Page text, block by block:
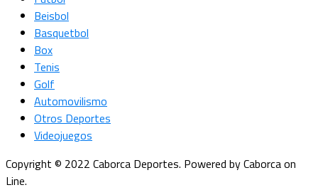
Beisbol
Basquetbol
Box
Tenis
Golf
Automovilismo
Otros Deportes
Videojuegos
Copyright © 2022 Caborca Deportes. Powered by Caborca on
Line.